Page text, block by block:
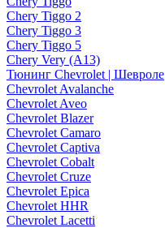
Chery Tiggo 2
Chery Tiggo 3
Chery Tiggo 5
Chery Very (A13)
Тюнинг Chevrolet | Шевроле
Chevrolet Avalanche
Chevrolet Aveo
Chevrolet Blazer
Chevrolet Camaro
Chevrolet Captiva
Chevrolet Cobalt
Chevrolet Cruze
Chevrolet Epica
Chevrolet HHR
Chevrolet Lacetti